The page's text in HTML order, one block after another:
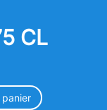
CL
panier